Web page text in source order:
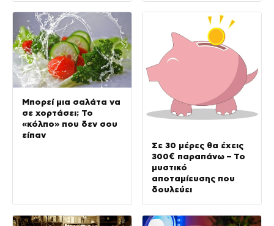
Μπορεί μια σαλάτα να
σε χορτάσει; Το
«κόλπο» που δεν σου
είπαν
Σε 30 μέρες θα έχεις
300€ παραπάνω – Το
μυστικό
αποταμίευσης που
δουλεύει